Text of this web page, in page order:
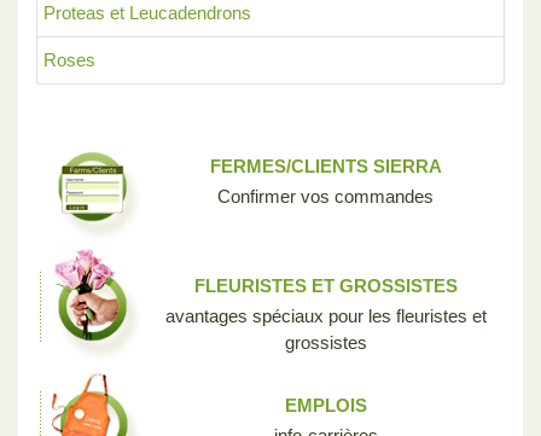
Proteas et Leucadendrons
Roses
FERMES/CLIENTS SIERRA
Confirmer vos commandes
FLEURISTES ET GROSSISTES
avantages spéciaux pour les fleuristes et
grossistes
EMPLOIS